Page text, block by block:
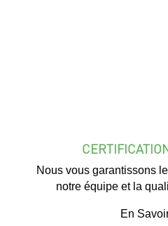
Nous vous garantissons
notre équipe et la
En